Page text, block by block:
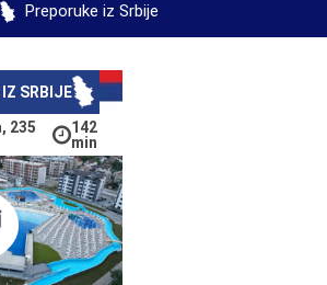
Preporuke iz Srbije
IZ SRBIJE
235
142
min